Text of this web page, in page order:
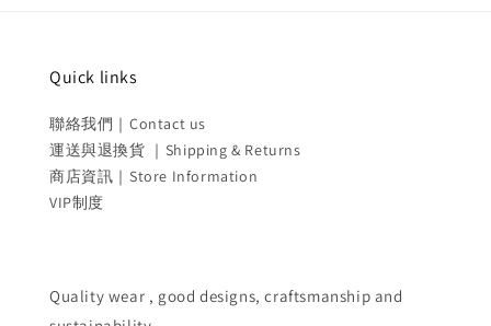
Quick links
聯絡我們｜Contact us
運送與退換貨 ｜Shipping & Returns
商店資訊｜Store Information
VIP制度
Quality wear , good designs, craftsmanship and